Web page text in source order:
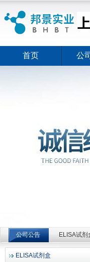
上海邦景实业有限公司
首页 公
公司公告 ELISA试
ELISA试剂
ELISA试剂盒